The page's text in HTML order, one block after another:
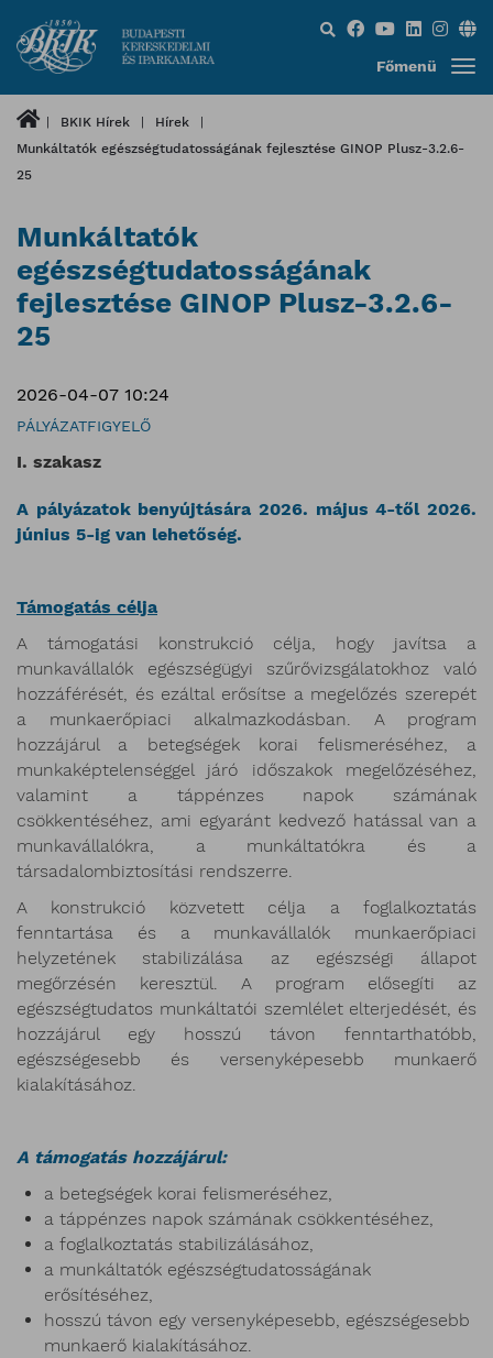
Keresés...
Főmenü
BKIK Hírek
Hírek
Munkáltatók egészségtudatosságának fejlesztése GINOP Plusz-3.2.6-
25
Munkáltatók
egészségtudatosságának
fejlesztése GINOP Plusz-3.2.6-
25
2026-04-07 10:24
PÁLYÁZATFIGYELŐ
I. szakasz
A pályázatok benyújtására 2026. május 4-től 2026.
június 5-ig van lehetőség.
Támogatás célja
A támogatási konstrukció célja, hogy javítsa a
munkavállalók egészségügyi szűrővizsgálatokhoz való
hozzáférését, és ezáltal erősítse a megelőzés szerepét
a munkaerőpiaci alkalmazkodásban. A program
hozzájárul a betegségek korai felismeréséhez, a
munkaképtelenséggel járó időszakok megelőzéséhez,
valamint a táppénzes napok számának
csökkentéséhez, ami egyaránt kedvező hatással van a
munkavállalókra, a munkáltatókra és a
társadalombiztosítási rendszerre.
A konstrukció közvetett célja a foglalkoztatás
fenntartása és a munkavállalók munkaerőpiaci
helyzetének stabilizálása az egészségi állapot
megőrzésén keresztül. A program elősegíti az
egészségtudatos munkáltatói szemlélet elterjedését, és
hozzájárul egy hosszú távon fenntarthatóbb,
egészségesebb és versenyképesebb munkaerő
kialakításához.
A támogatás hozzájárul:
a betegségek korai felismeréséhez,
a táppénzes napok számának csökkentéséhez,
a foglalkoztatás stabilizálásához,
a munkáltatók egészségtudatosságának
erősítéséhez,
hosszú távon egy versenyképesebb, egészségesebb
munkaerő kialakításához.